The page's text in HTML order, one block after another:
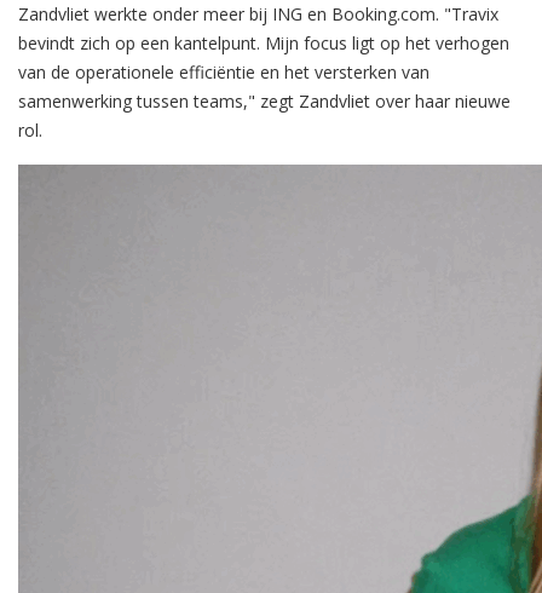
Zandvliet werkte onder meer bij ING en Booking.com. "Travix
bevindt zich op een kantelpunt. Mijn focus ligt op het verhogen
van de operationele efficiëntie en het versterken van
samenwerking tussen teams," zegt Zandvliet over haar nieuwe
rol.